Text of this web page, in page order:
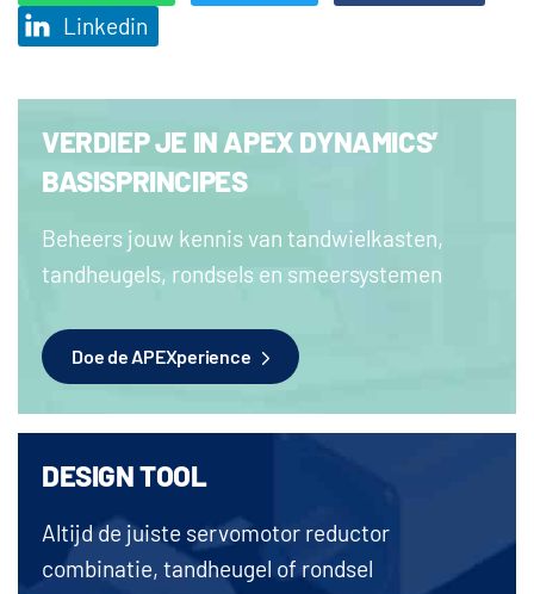
Linkedin
VERDIEP JE IN APEX DYNAMICS’
BASISPRINCIPES
Beheers jouw kennis van tandwielkasten,
tandheugels, rondsels en smeersystemen
Doe de APEXperience
DESIGN TOOL
Altijd de juiste servomotor reductor
combinatie, tandheugel of rondsel